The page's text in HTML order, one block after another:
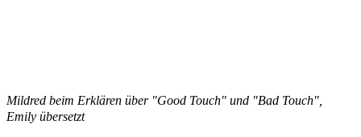
Mildred beim Erklären über "Good Touch" und "Bad Touch",
Emily übersetzt